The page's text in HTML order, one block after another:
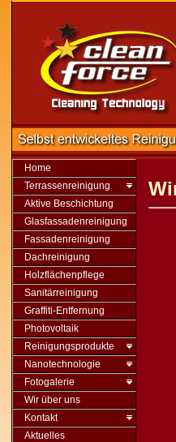
Home
Terrassenreinigung
Aktive Beschichtung
Glasfassadenreinigung
Fassadenreinigung
Dachreinigung
Holzflächenpflege
Sanitärreinigung
Graffiti-Entfernung
Photovoltaik
Reinigungsprodukte
Nanotechnologie
Fotogalerie
Wir über uns
Kontakt
Aktuelles